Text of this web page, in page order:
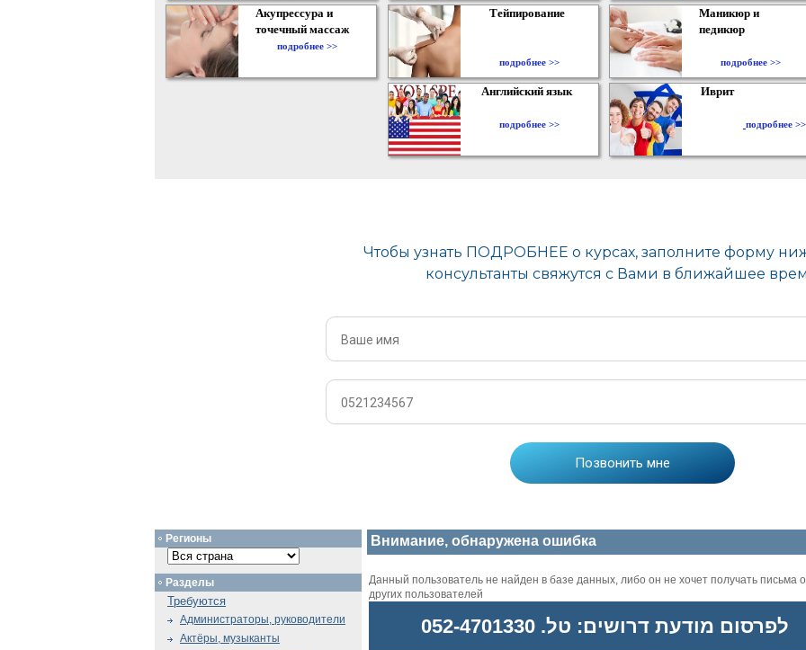
Акупрессура и
точечный массаж
подробнее >>
Тейпирование
подробнее >>
Маникюр и
педикюр
подробнее >>
Английский язык
подробнее >>
Иврит
подробнее >>
Внимание, обнаружена ошибка
Данный пользователь не найден в базе данных, либо он не хочет получать письма
других пользователей
לפרסום מודעת דרושים: טל. 052-4701330
Регионы
Разделы
Требуются
Администраторы, руководители
Актёры, музыканты